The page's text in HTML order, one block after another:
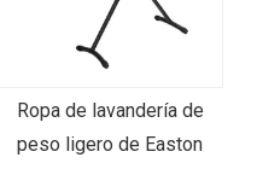
Ropa de lavandería de
peso ligero de Easton